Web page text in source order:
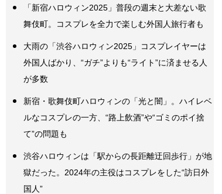
「新宿ハロウィン2025」普段の週末と大差ない歌
舞伎町。コスプレを全力で楽しむ外国人旅行者も
大雨の「渋谷ハロウィン2025」コスプレイヤーは
外国人ばかり、“ガチ”よりも“ライト”に済ませる人
が多数
新宿・歌舞伎町ハロウィンの「光と闇」。ハイレベ
ルなコスプレの一方、“路上飲酒”や“ゴミのポイ捨
て”の問題も
渋谷ハロウィンは「駅からの長距離迂回歩行」が地
獄だった。2024年の主役はコスプレをした“訪日外
国人”